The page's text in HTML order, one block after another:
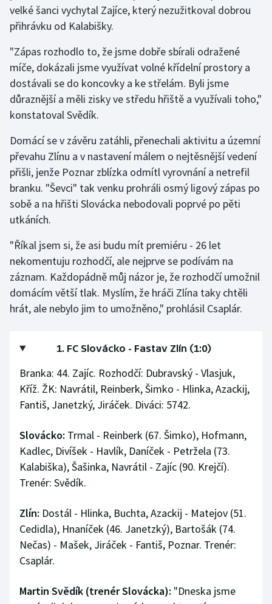
Short track
Stolní tenis
Triatlon
Vodní slalom
Volejbal
Ostatní
velké šanci vychytal Zajíce, který nezužitkoval dobrou
přihrávku od Kalabišky.
"Zápas rozhodlo to, že jsme dobře sbírali odražené
míče, dokázali jsme využívat volné křídelní prostory a
dostávali se do koncovky a ke střelám. Byli jsme
důraznější a měli zisky ve středu hřiště a využívali toho,"
konstatoval Svědík.
Domácí se v závěru zatáhli, přenechali aktivitu a územní
převahu Zlínu a v nastavení málem o nejtěsnější vedení
přišli, jenže Poznar zblízka odmítl vyrovnání a netrefil
branku. "Ševci" tak venku prohráli osmý ligový zápas po
sobě a na hřišti Slovácka nebodovali poprvé po pěti
utkáních.
"Říkal jsem si, že asi budu mít premiéru - 26 let
nekomentuju rozhodčí, ale nejprve se podívám na
záznam. Každopádně můj názor je, že rozhodčí umožnil
domácím větší tlak. Myslím, že hráči Zlína taky chtěli
hrát, ale nebylo jim to umožněno," prohlásil Csaplár.
1. FC Slovácko - Fastav Zlín (1:0)
Branka: 44. Zajíc. Rozhodčí: Dubravský - Vlasjuk,
Kříž. ŽK: Navrátil, Reinberk, Šimko - Hlinka, Azackij,
Fantiš, Janetzký, Jiráček. Diváci: 5742.
Slovácko: Trmal - Reinberk (67. Šimko), Hofmann,
Kadlec, Divíšek - Havlík, Daníček - Petržela (73.
Kalabiška), Šašinka, Navrátil - Zajíc (90. Krejčí).
Trenér: Svědík.
Zlín: Dostál - Hlinka, Buchta, Azackij - Matejov (51.
Cedidla), Hnaníček (46. Janetzký), Bartošák (74.
Nečas) - Mašek, Jiráček - Fantiš, Poznar. Trenér:
Csaplár.
Martin Svědík (trenér Slovácka): "Dneska jsme